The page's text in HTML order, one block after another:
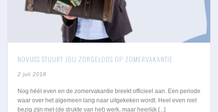
NOVUSS STUURT JOU ZORGELOOS OP ZOMERVAKANTIE
2 juli 2018
Nog héél even en de zomervakantie breekt officieel aan. Een periode
waar over het algemeen lang naar uitgekeken wordt. Heel even niet
bezig zijn met (de drukte van het) werk, maar heerlijk [...]